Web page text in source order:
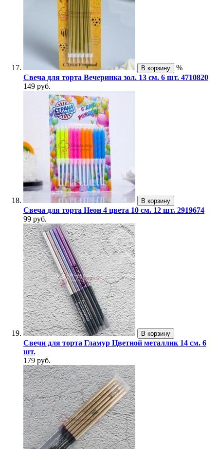
В корзину
%
Свеча для торта Вечеринка зол. 13 см. 6 шт. 4710820
149 руб.
В корзину
Свеча для торта Неон 4 цвета 10 см. 12 шт. 2919674
99 руб.
В корзину
Свечи для торта Гламур Цветной металлик 14 см. 6
шт.
179 руб.